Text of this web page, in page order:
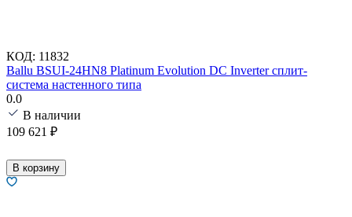
КОД: 11832
Ballu BSUI-24HN8 Platinum Evolution DC Inverter сплит-
система настенного типа
0.0
В наличии
109 621 ₽
В корзину